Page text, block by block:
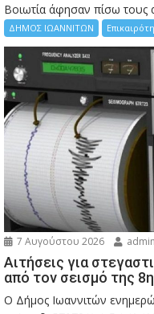
Bοιωτία άφησαν πίσω
ΔΗΜΟΣ ΙΩΑΝΝΙΤΩΝ
7 Αυγούστου 2026
Αιτήσεις για
από τον σεισμό της
Ο Δήμος Ιωαννιτών